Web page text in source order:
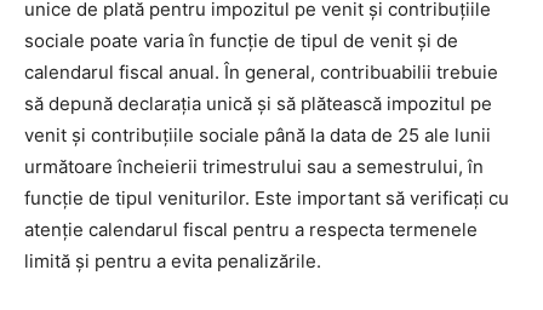
unice de plată pentru impozitul pe venit și contribuțiile
sociale poate varia în funcție de tipul de venit și de
calendarul fiscal anual. În general, contribuabilii trebuie
să depună declarația unică și să plătească impozitul pe
venit și contribuțiile sociale până la data de 25 ale lunii
următoare încheierii trimestrului sau a semestrului, în
funcție de tipul veniturilor. Este important să verificați cu
atenție calendarul fiscal pentru a respecta termenele
limită și pentru a evita penalizările.